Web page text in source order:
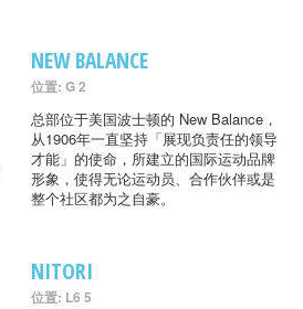
NEW BALANCE
位置: G 2
总部位于美国波士顿的 New Balance，
从1906年一直坚持「展现负责任的领导
才能」的使命，所建立的国际运动品牌
形象，使得无论运动员、合作伙伴或是
整个社区都为之自豪。
NITORI
位置: L6 5